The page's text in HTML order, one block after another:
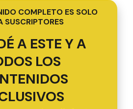
COMPLETO ES SOLO
SUSCRIPTORES
A ESTE Y A
LOS